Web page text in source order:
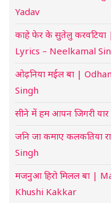
Yadav
काहे फेर के सुतेलु
Lyrics – Neelkamal
ओढ़निया मईल बा |
Singh
सीने में हम आपन जिगरी
जनि जा कमाए कलकतिया
Singh
मजनुआ हिरो मिलल बा |
Khushi Kakkar